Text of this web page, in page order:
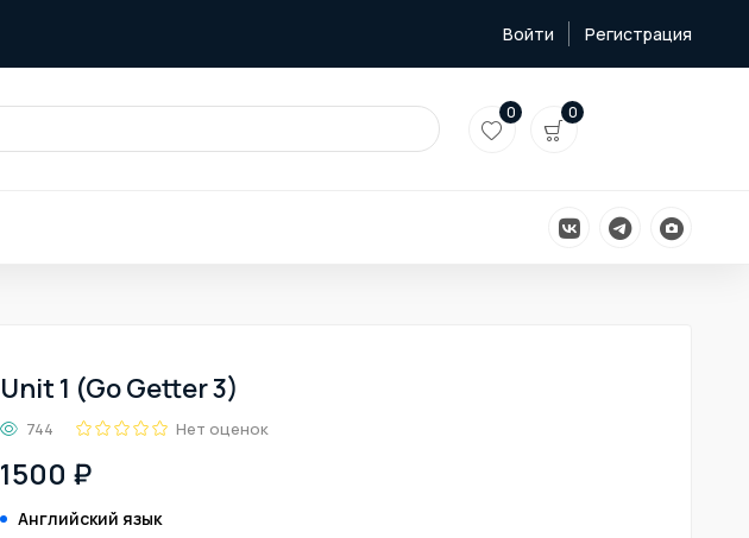
Войти Регистрация
0 0
Unit 1 (Go Getter 3)
744 Нет оценок
1500 ₽
Английский язык